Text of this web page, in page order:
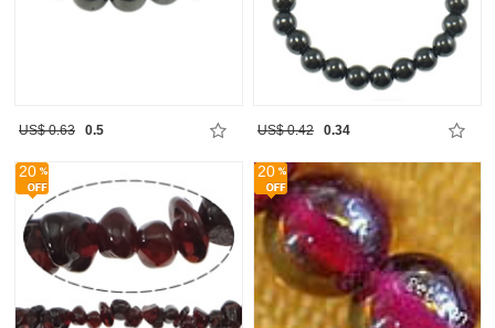
US$ 0.63 0.5 US$ 0.42 0.34
20 20